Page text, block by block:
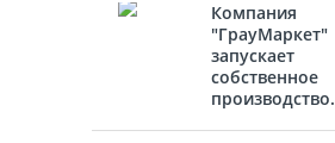
Компания
"ГрауМаркет"
запускает
собственное
производство.